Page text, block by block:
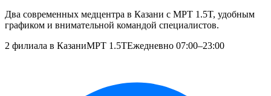
Два современных медцентра в Казани с МРТ 1.5T, удобным
графиком и внимательной командой специалистов.
2 филиала в КазаниМРТ 1.5TЕжедневно 07:00–23:00